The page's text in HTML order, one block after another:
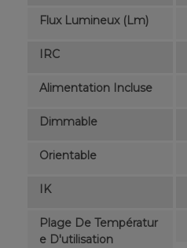
Flux Lumineux (lm)
IRC
Alimentation Incluse
Dimmable
Orientable
IK
Plage De Températur
E D'utilisation